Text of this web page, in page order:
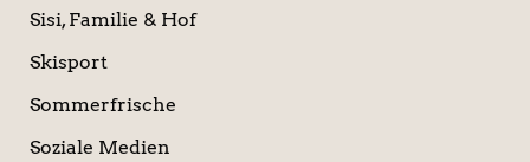
Sisi, Familie & Hof
Skisport
Sommerfrische
Soziale Medien